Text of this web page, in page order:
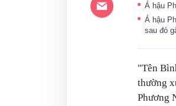
Á hậu
Á hậu
sau đó
"Tên
thường
Phương